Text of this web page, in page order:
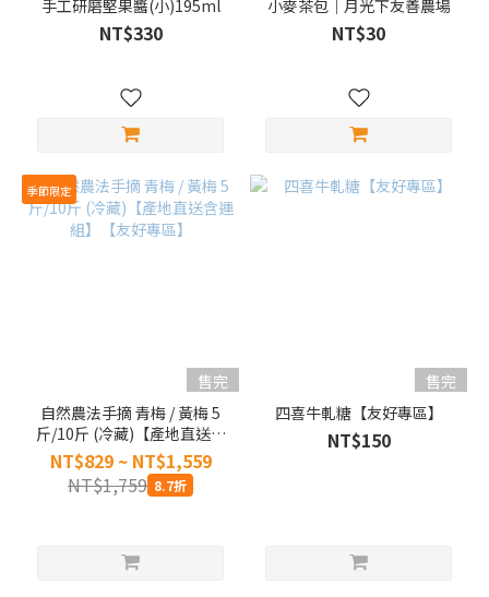
手工研磨堅果醬(小)195ml
NT$330
小麥茶包｜月光下友善農場
NT$30
季節限定
售完
自然農法手摘 青梅 / 黃梅 5
斤/10斤 (冷藏)【產地直送含
運組】【友好專區】
NT$829 ~ NT$1,559
NT$1,759 8.7折
售完
四喜牛軋糖【友好專區】
NT$150